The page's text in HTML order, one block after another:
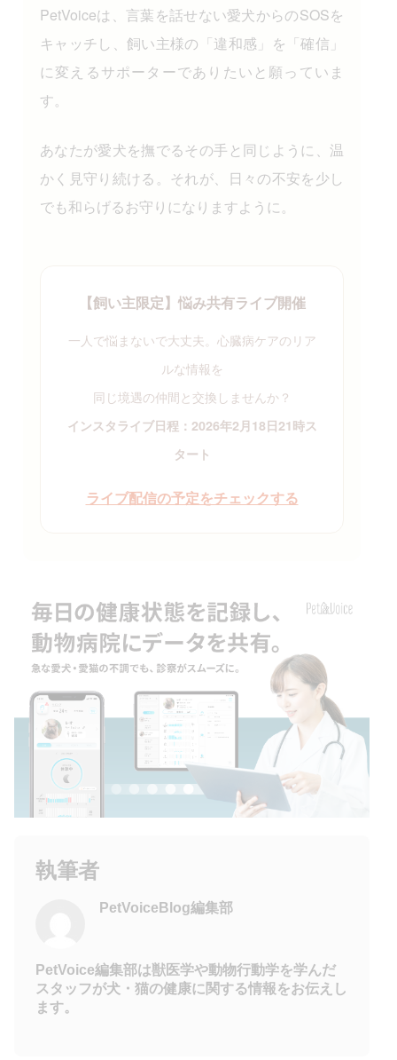
PetVoiceは、言葉を話せない愛犬からのSOSを
キャッチし、飼い主様の「違和感」を「確信」
に変えるサポーターでありたいと願っていま
す。
あなたが愛犬を撫でるその手と同じように、温
かく見守り続ける。それが、日々の不安を少し
でも和らげるお守りになりますように。
【飼い主限定】悩み共有ライブ開催
一人で悩まないで大丈夫。心臓病ケアのリア
ルな情報を
同じ境遇の仲間と交換しませんか？
インスタライブ日程：2026年2月18日21時ス
タート
ライブ配信の予定をチェックする
執筆者
PetVoiceBlog編集部
PetVoice編集部は獣医学や動物行動学を学んだ
スタッフが犬・猫の健康に関する情報をお伝えし
ます。